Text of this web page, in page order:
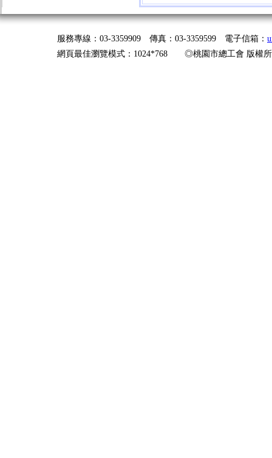
服務專線：03-3359909 傳真：03-3359599 電子信箱：
網頁最佳瀏覽模式：1024*768 ◎桃園市總工會 版權